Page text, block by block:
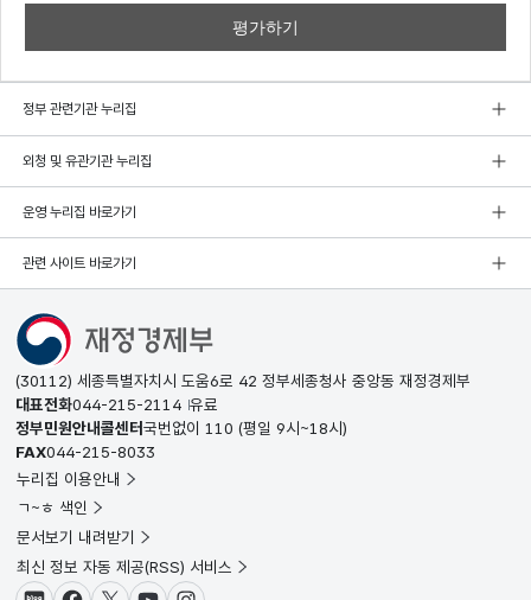
정부 관련기관 누리집
외청 및 유관기관 누리집
운영 누리집 바로가기
관련 사이트 바로가기
(30112) 세종특별자치시 도움6로 42 정부세종청사 중앙동 재정경제부
대표전화044-215-2114 유료
정부민원안내콜센터국번없이 110 (평일 9시~18시)
FAX044-215-8033
누리집 이용안내
ㄱ~ㅎ 색인
문서보기 내려받기
최신 정보 자동 제공(RSS) 서비스
블로그페이스북X(트위터)유튜브인스타그램